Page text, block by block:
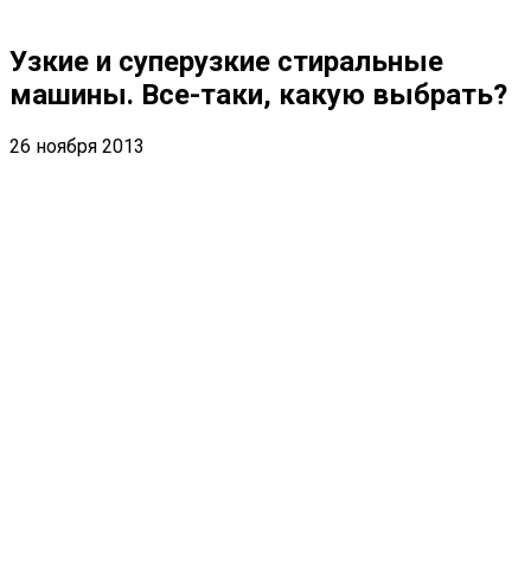
Узкие и суперузкие стиральные
машины. Все-таки, какую выбрать?
26 ноября 2013